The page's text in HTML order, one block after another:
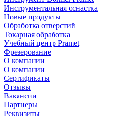
Инструментальная оснастка
Новые продукты
Обработка отверстий
Токарная обработка
Учебный центр Pramet
Фрезерование
О компании
О компании
Сертификаты
Отзывы
Вакансии
Партнеры
Реквизиты